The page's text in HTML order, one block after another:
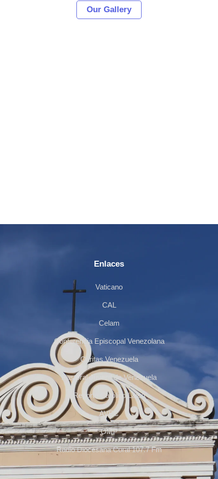
Our Gallery
Enlaces
Vaticano
CAL
Celam
Conferencia Episcopal Venezolana
Cáritas Venezuela
Pastoral Juvenil de Venezuela
Reporte Católico Laico
AVEC
OMP
Radio Diocesana Coral 107.7 Fm